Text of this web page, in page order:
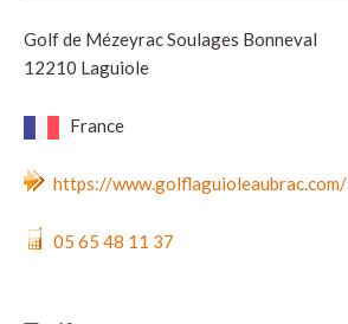
Golf de Mézeyrac Soulages Bonneval
12210 Laguiole
France
https://www.golflaguioleaubrac.com/
05 65 48 11 37